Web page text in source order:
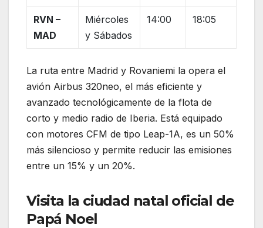
RVN –
MAD
Miércoles
y Sábados
14:00 18:05
La ruta entre Madrid y Rovaniemi la opera el
avión Airbus 320neo, el más eficiente y
avanzado tecnológicamente de la flota de
corto y medio radio de Iberia. Está equipado
con motores CFM de tipo Leap-1A, es un 50%
más silencioso y permite reducir las emisiones
entre un 15% y un 20%.
Visita la ciudad natal oficial de
Papá Noel